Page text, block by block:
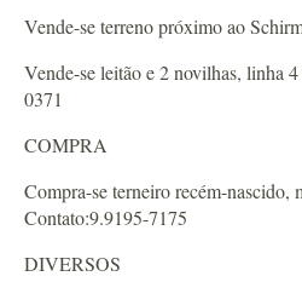
Vende-se terreno próximo ao
Vende-se leitão e 2 novilhas, linha
0371
COMPRA
Compra-se terneiro recém-nascido,
Contato:9.9195-7175
DIVERSOS